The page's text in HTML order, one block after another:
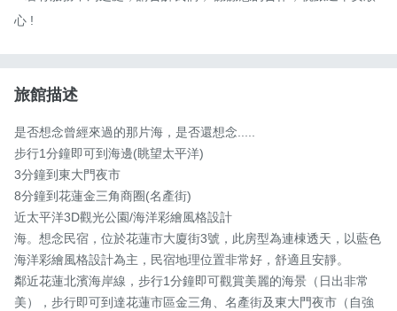
心 !
旅館描述
是否想念曾經來過的那片海，是否還想念.....
步行1分鐘即可到海邊(眺望太平洋)
3分鐘到東大門夜市
8分鐘到花蓮金三角商圈(名產街)
近太平洋3D觀光公園/海洋彩繪風格設計
海。想念民宿，位於花蓮市大廈街3號，此房型為連棟透天，以藍色
海洋彩繪風格設計為主，民宿地理位置非常好，舒適且安靜。
鄰近花蓮北濱海岸線，步行1分鐘即可觀賞美麗的海景（日出非常
美），步行即可到達花蓮市區金三角、名產街及東大門夜市（自強